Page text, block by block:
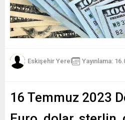
Eskişehir Yerel Yayınlama:
16 Temmuz 2023